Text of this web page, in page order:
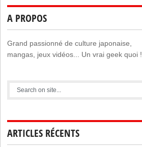
A PROPOS
Grand passionné de culture japonaise,
mangas, jeux vidéos... Un vrai geek quoi !
ARTICLES RÉCENTS